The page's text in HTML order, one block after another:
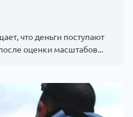
что деньги поступают
оценки масштабов...